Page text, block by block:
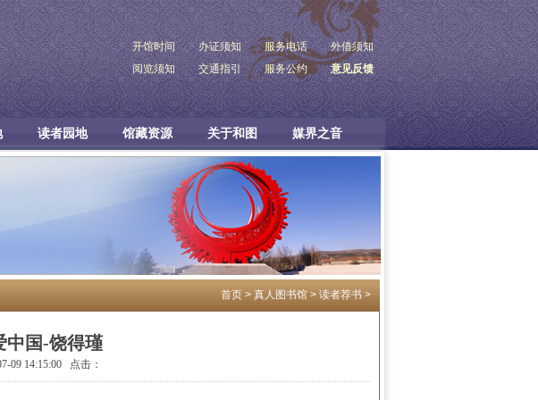
开馆时间 办证须知 服务电话
外借须知
阅览须知
交通指引 服务公约 意见反馈
读者园地 馆藏资源 关于和图 媒界之音
首页 > 真人图书馆 > 读者荐书 >
中国-饶得瑾
09 14:15:00 点击：